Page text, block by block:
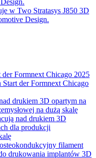
w Two Stratasys J850 3D
Design.
der Formnext Chicago
nad drukiem 3D
dla produkcji